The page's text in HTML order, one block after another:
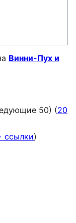
Винни-Пух и
50) (20
ссылки)